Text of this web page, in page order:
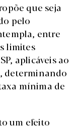
que seja
pelo
entre
limites
aplicáveis ao
determinando
mínima de
um efeito